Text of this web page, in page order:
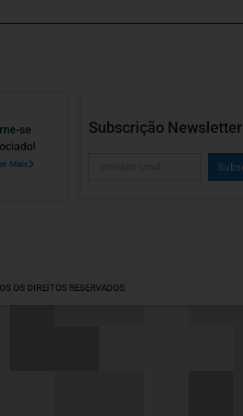
se
Mais
Subscrição Newsletter
OS DIREITOS RESERVADOS.